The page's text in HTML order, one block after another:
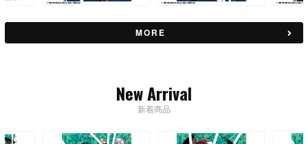
MORE
New Arrival
新着商品